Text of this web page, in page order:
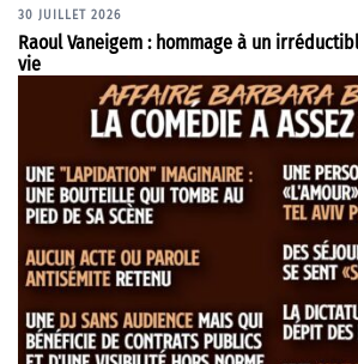
30 JUILLET 2026
Raoul Vaneigem : hommage à un
vie